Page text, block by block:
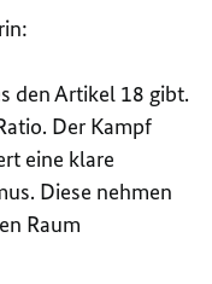
den Artikel 18 gibt.
Der Kampf
eine klare
Diese nehmen
Raum